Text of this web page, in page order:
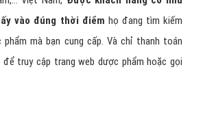
vào đúng thời điểm họ đang tìm kiếm
phẩm mà bạn cung cấp. Và chỉ thanh toán
để truy cập trang web dược phẩm hoặc gọi